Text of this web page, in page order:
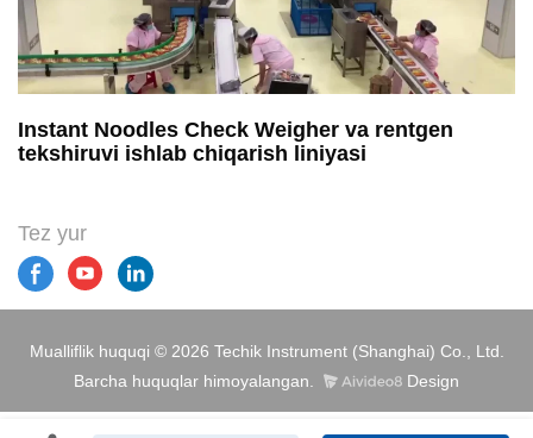
Instant Noodles Check Weigher va rentgen
tekshiruvi ishlab chiqarish liniyasi
Tez yur
Mualliflik huquqi © 2026 Techik Instrument (Shanghai) Co., Ltd.
Barcha huquqlar himoyalangan.
Design